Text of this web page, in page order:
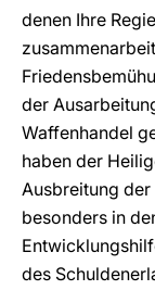
denen Ihre
der
Waffenhandel
haben der
Ausbreitung
besonders in
des